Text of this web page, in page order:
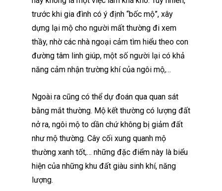
trước khi gia đình có ý định “bốc mộ”, xây
dựng lại mộ cho người mất thường đi xem
thầy, nhờ các nhà ngoại cảm tìm hiểu theo con
đường tâm linh giúp, một số người lại có khả
năng cảm nhận trường khí của ngôi mộ,…
Ngoài ra cũng có thể dự đoán qua quan sát
bằng mắt thường. Mộ kết thường có lượng đất
nở ra, ngôi mộ to dần chứ không bị giảm đất
như mộ thường. Cây cối xung quanh mộ
thường xanh tốt,… những đặc điểm này là biểu
hiện của những khu đất giàu sinh khí, năng
lượng.